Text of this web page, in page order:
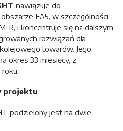
nawiązuje do
FA5, w szczególności
R, i koncentruje się na dalszym
rozwiązań dla
towarów. Jego
okres 33 miesięcy, z
roku.
projektu
podzielony jest na dwie